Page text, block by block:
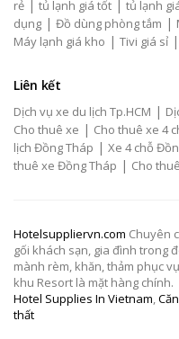
rẻ | tủ lạnh giá tốt | tủ lạnh
dụng | Đồ dùng phòng tắm |
Máy lạnh giá kho | Tivi giá sỉ |
Liên kết
Dịch vụ xe du lịch Tp.HCM |
Cho thuê xe | Cho thuê xe 4
lịch Đồng Tháp | Xe 4 chỗ
thuê xe Đồng Tháp | Cho
Hotelsuppliervn.com Chuyên
gối khách sạn, gia đình trong
mành rèm, khăn, thảm phục
khu Resort là mặt hàng chính.
Hotel Supplies In Vietnam,
thất